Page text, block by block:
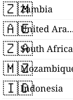
🇿🇲Zambia
🇦🇪 United
🇿🇦South Africa
🇲🇿
🇮🇩Indonesia